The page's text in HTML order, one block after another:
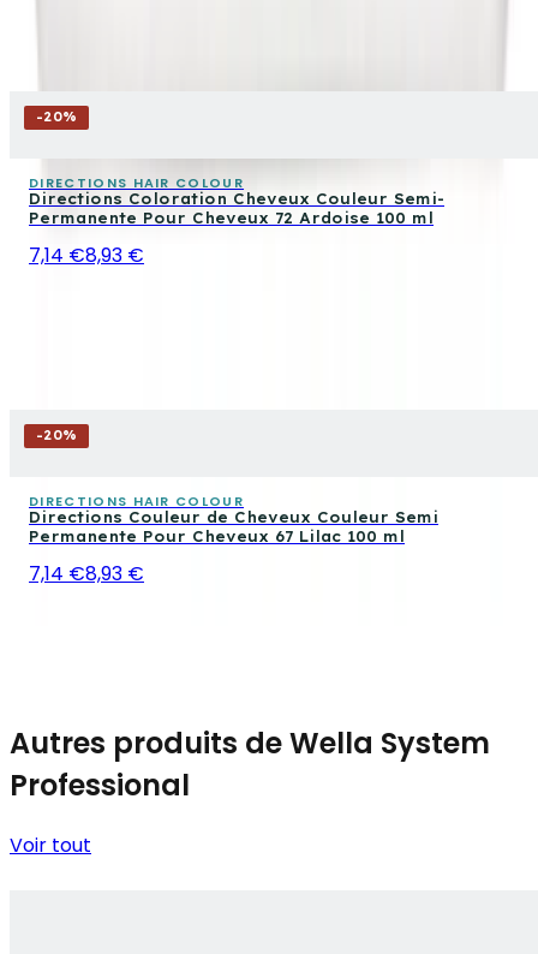
-20%
DIRECTIONS HAIR COLOUR
Directions Coloration Cheveux Couleur Semi-
Permanente Pour Cheveux 72 Ardoise 100 ml
7,14 €8,93 €
-20%
DIRECTIONS HAIR COLOUR
Directions Couleur de Cheveux Couleur Semi
Permanente Pour Cheveux 67 Lilac 100 ml
7,14 €8,93 €
Autres produits de Wella System
Professional
Voir tout